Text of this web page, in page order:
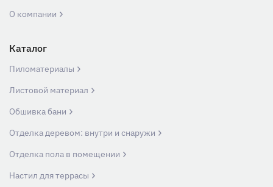
О компании
Каталог
Пиломатериалы
Листовой материал
Обшивка бани
Отделка деревом: внутри и снаружи
Отделка пола в помещении
Настил для террасы